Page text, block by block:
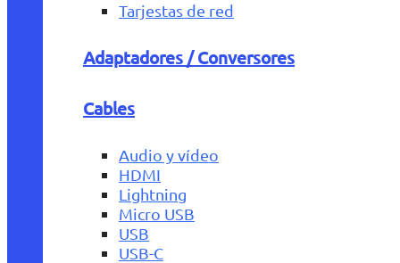
Tarjestas de red
Adaptadores / Conversores
Cables
Audio y vídeo
HDMI
Lightning
Micro USB
USB
USB-C